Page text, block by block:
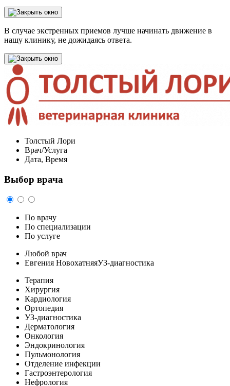
В случае экстренных приемов лучше начинать движение в
нашу клинику, не дожидаясь ответа.